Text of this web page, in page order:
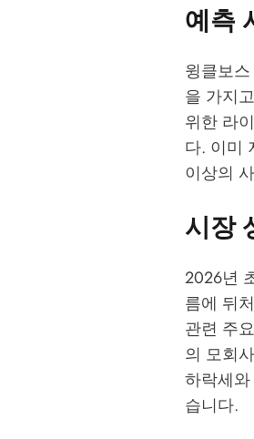
예측
윙클보
을 가지
위한 라
다. 이미
이상의
시장
2026년
름에 뒤
관련 주
의 모회
하락세
습니다.